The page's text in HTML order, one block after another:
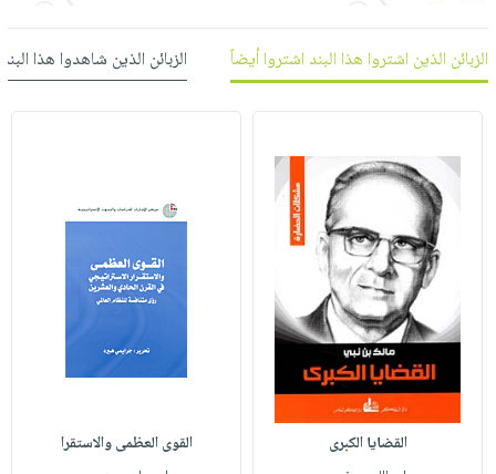
والتغذية
أدوات
المطبخ
للمدارس
اكسسوارات
كتب
منزلية
اكسسوارات
ملابس
مطرزات
حقائب
حلي
عناية
بالذات
صابون
أطفال
بنود
مختارة
اشتراكات
كل
الاشتراكات
صندوق
القراءة
iKitab
حدود
وفرات
الشركة
سياسة
الشركة
فيديوهات
حسابك
لائحة
الأمنيات
الزبائن الذين اشتروا هذا البند اشتروا أيضاً الزبائن الذين شاهدوا هذا
القضايا الكبرى
القوى العظمى والاستقرا